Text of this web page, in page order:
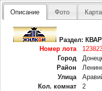
Описание Фото
Раздел:
Номер лота
Город
Район
Улица
Кол. комнат
2